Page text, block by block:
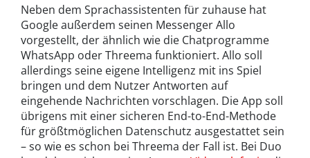
Neben dem Sprachassistenten für zuhause hat
Google außerdem seinen Messenger Allo
vorgestellt, der ähnlich wie die Chatprogramme
WhatsApp oder Threema funktioniert. Allo soll
allerdings seine eigene Intelligenz mit ins Spiel
bringen und dem Nutzer Antworten auf
eingehende Nachrichten vorschlagen. Die App soll
übrigens mit einer sicheren End-to-End-Methode
für größtmöglichen Datenschutz ausgestattet sein
– so wie es schon bei Threema der Fall ist. Bei Duo